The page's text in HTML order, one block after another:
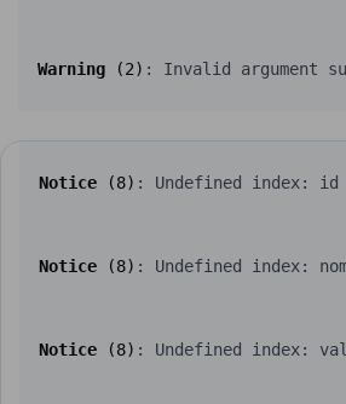
Warning (2) : Invalid argument
Notice (8) : Undefined index:
Notice (8) : Undefined index:
Notice (8) : Undefined index: